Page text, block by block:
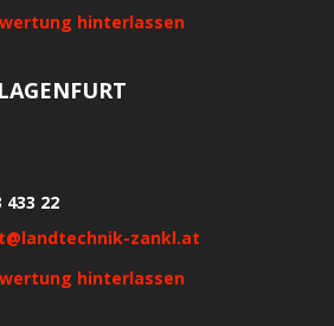
hinterlassen
433 22
zankl.at
hinterlassen